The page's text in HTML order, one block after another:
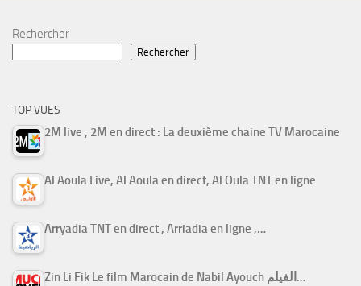
Rechercher
Rechercher
TOP VUES
2M live , 2M en direct : La deuxième chaine TV Marocaine
Al Aoula Live, Al Aoula en direct, Al Oula TNT en ligne
Arryadia TNT en direct , Arriadia en ligne ,…
Zin Li Fik Le film Marocain de Nabil Ayouch الفيلم…